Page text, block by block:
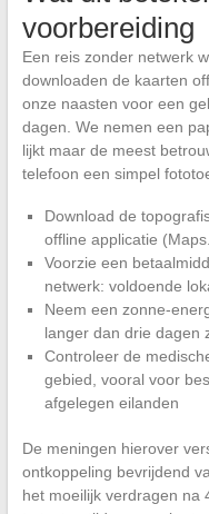
voorbereiding
Een reis zonder netwerk
downloaden de kaarten
onze naasten voor een
dagen. We nemen een
lijkt maar de meest
telefoon een simpel
Download de
offline applicatie
Voorzie een
netwerk: voldoende
Neem een zonne-
langer dan drie dagen
Controleer de
gebied, vooral voor
afgelegen eilanden
De meningen hierover
ontkoppeling bevrijdend
het moeilijk verdragen na